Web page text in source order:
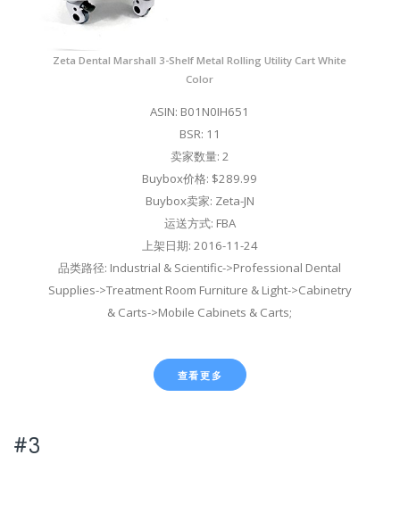
Zeta Dental Marshall 3-Shelf Metal Rolling Utility Cart White
Color
ASIN: B01N0IH651
BSR: 11
卖家数量: 2
Buybox价格: $289.99
Buybox卖家: Zeta-JN
运送方式: FBA
上架日期: 2016-11-24
品类路径: Industrial & Scientific->Professional Dental
Supplies->Treatment Room Furniture & Light->Cabinetry
& Carts->Mobile Cabinets & Carts;
查看更多
#3